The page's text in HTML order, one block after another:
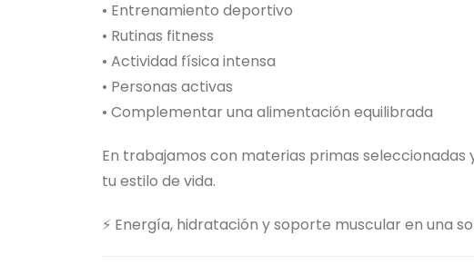
• Entrenamiento deportivo
• Rutinas fitness
• Actividad física intensa
• Personas activas
• Complementar una alimentación equilibrada
En trabajamos con materias primas
tu estilo de vida.
⚡ Energía, hidratación y soporte muscular en una